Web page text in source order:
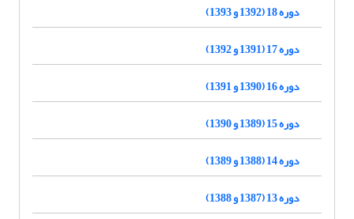
دوره 18 (1392 و 1393)
دوره 17 (1391 و 1392)
دوره 16 (1390 و 1391)
دوره 15 (1389 و 1390)
دوره 14 (1388 و 1389)
دوره 13 (1387 و 1388)